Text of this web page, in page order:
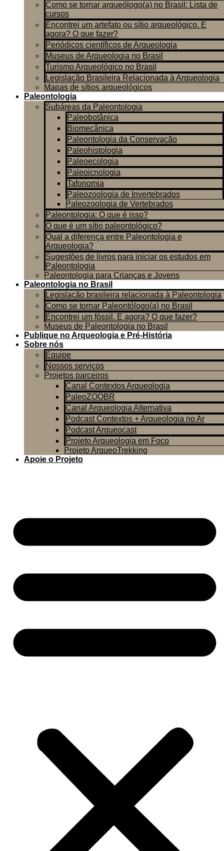
Como se tornar arqueólogo(a) no Brasil: Lista de
cursos
Encontrei um artefato ou sítio arqueológico. E
agora? O que fazer?
Periódicos científicos de Arqueologia
Museus de Arqueologia no Brasil
Turismo Arqueológico no Brasil
Legislação Brasileira Relacionada à Arqueologia
Mapas de sítios arqueológicos
Paleontologia
Subáreas da Paleontologia
Paleobotânica
Biomecânica
Paleontologia da Conservação
Paleohistologia
Paleoecologia
Paleoicnologia
Tafonomia
Paleozoologia de Invertebrados
Paleozoologia de Vertebrados
Paleontologia: O que é isso?
O que é um sítio paleontológico?
Qual a diferença entre Paleontologia e
Arqueologia?
Sugestões de livros para iniciar os estudos em
Paleontologia
Paleontologia para Crianças e Jovens
Paleontologia no Brasil
Legislação brasileira relacionada à Paleontologia
Como se tornar Paleontólogo(a) no Brasil
Encontrei um fóssil. E agora? O que fazer?
Museus de Paleontologia no Brasil
Publique no Arqueologia e Pré-História
Sobre nós
Equipe
Nossos serviços
Projetos parceiros
Canal Contextos Arqueologia
PaleoZOOBR
Canal Arqueologia Alternativa
Podcast Contextos + Arqueologia no Ar
Podcast Arqueocast
Projeto Arqueologia em Foco
Projeto ArqueoTrekking
Apoie o Projeto